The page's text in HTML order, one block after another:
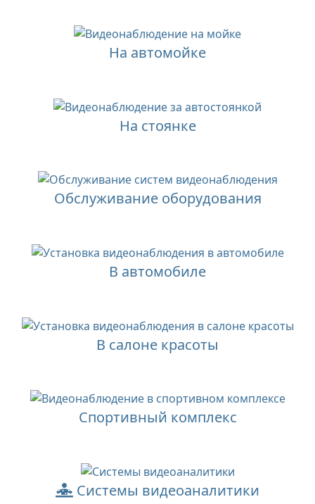
На автомойке
На стоянке
Обслуживание оборудования
В автомобиле
В салоне красоты
Спортивный комплекс
Системы видеоаналитики